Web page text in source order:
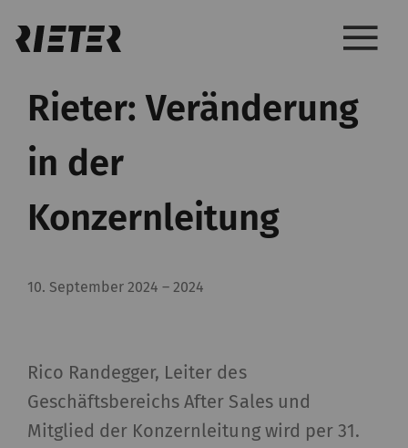
Rieter: Veränderung
in der
Konzernleitung
10. September 2024–2024
Rico Randegger, Leiter des
Geschäftsbereichs After Sales und
Mitglied der Konzernleitung wird per 31.